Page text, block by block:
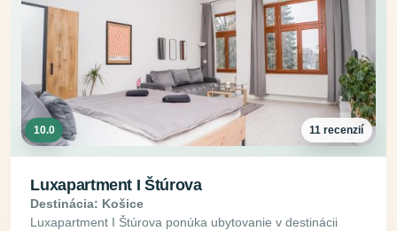
10.0 11 recenzií
Luxapartment I Štúrova
Destinácia: Košice
Luxapartment I Štúrova ponúka ubytovanie v destinácii